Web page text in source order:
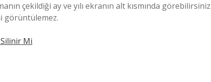
çekildiği ay ve yılı ekranın alt kısmında
görüntülemez.
Mi